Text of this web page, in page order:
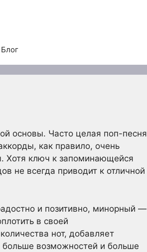
Блог
основы. Часто целая поп-песня
как правило, очень
Хотя ключ к запоминающейся
не всегда приводит к отличной
и позитивно, минорный —
в своей
нот, добавляет
больше возможностей и больше